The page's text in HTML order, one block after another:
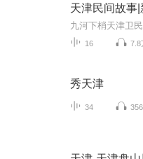
天津民间故事
16 7.8
秀天津
34